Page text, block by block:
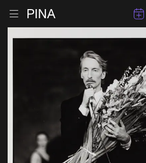
Ouvrir le menu Retour à la page d'accueil